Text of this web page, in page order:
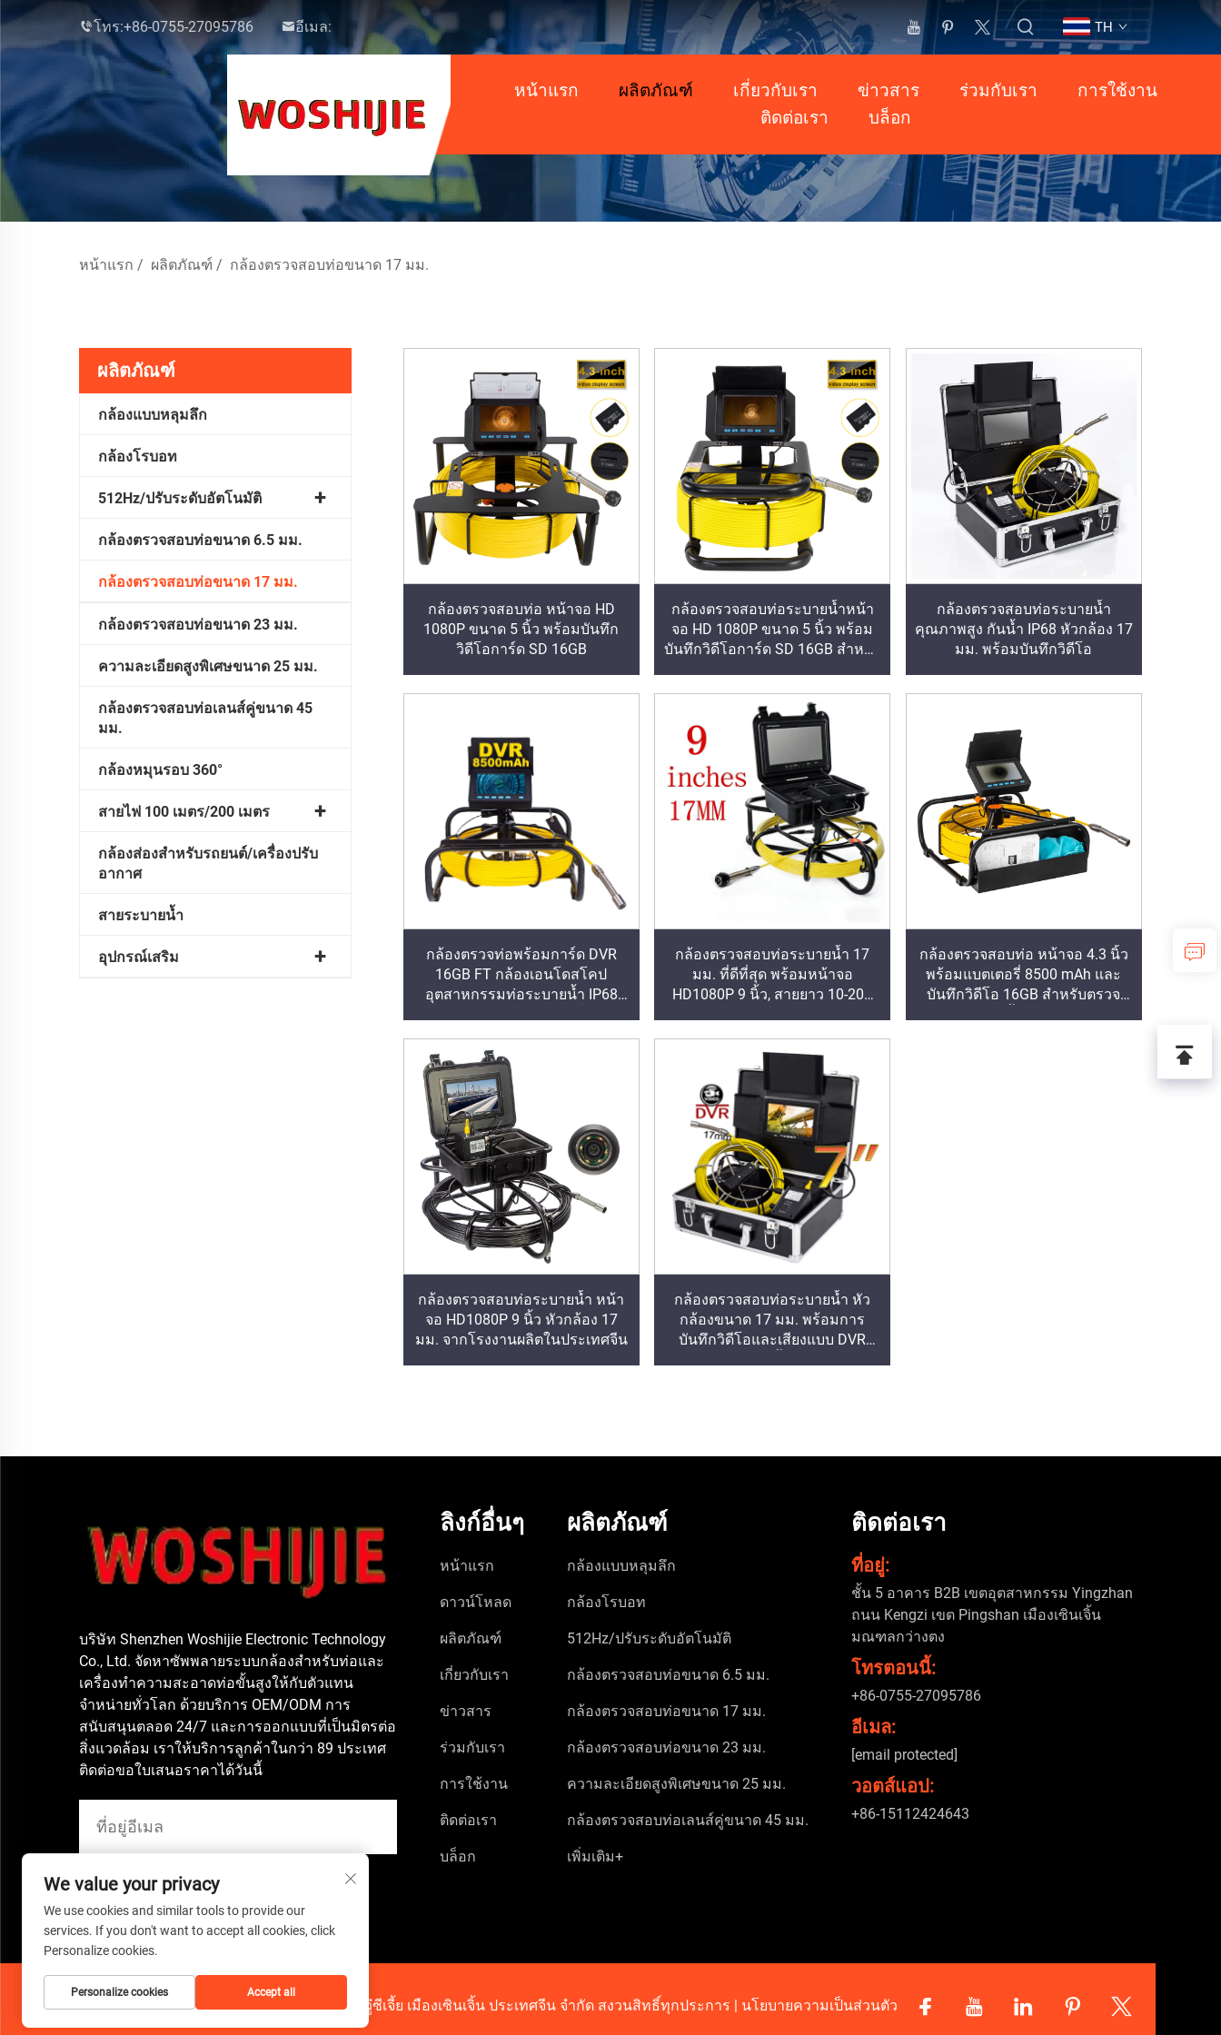
โทร:+86-0755-27095786 อีเมล: TH
หน้าแรก ผลิตภัณฑ์ เกี่ยวกับเรา ข่าวสาร ร่วมกับเรา
การใช้งาน
ติดต่อเรา
บล็อก
หน้าแรก / ผลิตภัณฑ์ / กล้องตรวจสอบท่อขนาด 17 มม.
ผลิตภัณฑ์
กล้องแบบหลุมลึก
กล้องโรบอท
512Hz/ปรับระดับอัตโนมัติ
กล้องตรวจสอบท่อขนาด 6.5 มม.
กล้องตรวจสอบท่อขนาด 17 มม.
กล้องตรวจสอบท่อขนาด 23 มม.
ความละเอียดสูงพิเศษขนาด 25 มม.
กล้องตรวจสอบท่อเลนส์คู่ขนาด 45
มม.
กล้องหมุนรอบ 360°
สายไฟ 100 เมตร/200 เมตร
กล้องส่องสำหรับรถยนต์/เครื่องปรับ
อากาศ
สายระบายน้ำ
อุปกรณ์เสริม
กล้องตรวจสอบท่อ หน้าจอ HD
1080P ขนาด 5 นิ้ว พร้อมบันทึก
วิดีโอการ์ด SD 16GB
กล้องตรวจสอบท่อระบายน้ำหน้า
จอ HD 1080P ขนาด 5 นิ้ว พร้อม
บันทึกวิดีโอการ์ด SD 16GB สำหรับ
กล้องตรวจสอบท่อระบายน้ำ
คุณภาพสูง กันน้ำ IP68 หัวกล้อง 17
มม. พร้อมบันทึกวิดีโอ
กล้องตรวจท่อพร้อมการ์ด DVR
16GB FT กล้องเอนโดสโคป
อุตสาหกรรมท่อระบายน้ำ IP68
กล้องตรวจสอบท่อระบายน้ำ 17
มม. ที่ดีที่สุด พร้อมหน้าจอ
HD1080P 9 นิ้ว, สายยาว 10-200
กล้องตรวจสอบท่อ หน้าจอ 4.3 นิ้ว
พร้อมแบตเตอรี่ 8500 mAh และ
บันทึกวิดีโอ 16GB สำหรับตรวจ
กล้องตรวจสอบท่อระบายน้ำ หน้า
จอ HD1080P 9 นิ้ว หัวกล้อง 17
มม. จากโรงงานผลิตในประเทศจีน
กล้องตรวจสอบท่อระบายน้ำ หัว
กล้องขนาด 17 มม. พร้อมการ
บันทึกวิดีโอและเสียงแบบ DVR
บริษัท Shenzhen Woshijie Electronic Technology
Co., Ltd. จัดหาซัพพลายระบบกล้องสำหรับท่อและ
เครื่องทำความสะอาดท่อขั้นสูงให้กับตัวแทน
จำหน่ายทั่วโลก ด้วยบริการ OEM/ODM การ
สนับสนุนตลอด 24/7 และการออกแบบที่เป็นมิตรต่อ
สิ่งแวดล้อม เราให้บริการลูกค้าในกว่า 89 ประเทศ
ติดต่อขอใบเสนอราคาได้วันนี้
ลิงก์อื่นๆ
หน้าแรก
ดาวน์โหลด
ผลิตภัณฑ์
เกี่ยวกับเรา
ข่าวสาร
ร่วมกับเรา
การใช้งาน
ติดต่อเรา
บล็อก
ผลิตภัณฑ์
กล้องแบบหลุมลึก
กล้องโรบอท
512Hz/ปรับระดับอัตโนมัติ
กล้องตรวจสอบท่อขนาด 6.5 มม.
กล้องตรวจสอบท่อขนาด 17 มม.
กล้องตรวจสอบท่อขนาด 23 มม.
ความละเอียดสูงพิเศษขนาด 25 มม.
กล้องตรวจสอบท่อเลนส์คู่ขนาด 45 มม.
เพิ่มเติม+
ติดต่อเรา
ที่อยู่:
ชั้น 5 อาคาร B2B เขตอุตสาหกรรม Yingzhan
ถนน Kengzi เขต Pingshan เมืองเซินเจิ้น
มณฑลกว่างตง
โทรตอนนี้:
+86-0755-27095786
อีเมล:
[email protected]
วอตส์แอป:
+86-15112424643
ลิขสิทธิ์ © 2026 บริษัท เทคโนโลยีอิเล็กทรอนิกส์วู๋ซีเจี้ย เมืองเซินเจิ้น ประเทศจีน จำกัด สงวนสิทธิ์ทุกประการ | นโยบายความเป็นส่วนตัว
We value your privacy
We use cookies and similar tools to provide our
services. If you don't want to accept all cookies, click
Personalize cookies.
Personalize cookies Accept all